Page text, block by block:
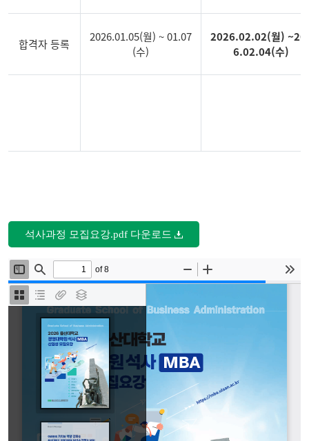
정
합격자 등록
2026.01.05(월) ~ 01.07
(수)
2026.02.02(월)
6.02.04(수)
석사과정 모집요강.pdf 다운로드